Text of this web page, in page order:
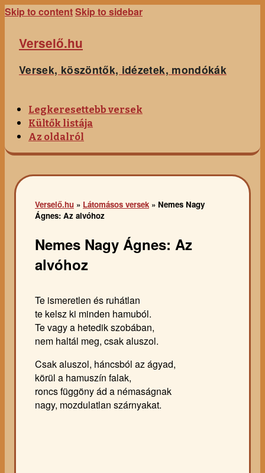
Skip to contentSkip to sidebar
Verselő.hu
Versek, köszöntők, idézetek, mondókák
Legkeresettebb versek
Kültők listája
Az oldalról
Verselő.hu » Látomásos versek » Nemes Nagy
Ágnes: Az alvóhoz
Nemes Nagy Ágnes: Az
alvóhoz
Te ismeretlen és ruhátlan
te kelsz ki minden hamuból.
Te vagy a hetedik szobában,
nem haltál meg, csak aluszol.
Csak aluszol, háncsból az ágyad,
körül a hamuszín falak,
roncs függöny ád a némaságnak
nagy, mozdulatlan szárnyakat.